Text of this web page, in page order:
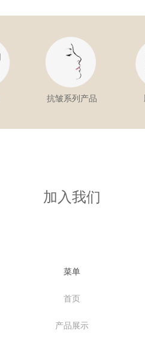
抗皱系列产品
加入我们
菜单
首页
产品展示